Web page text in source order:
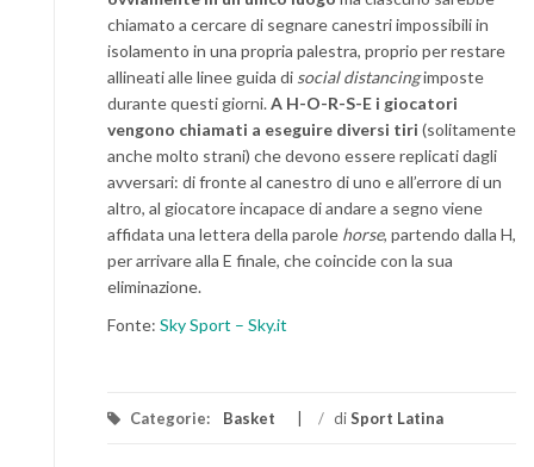
chiamato a cercare di segnare canestri impossibili in
isolamento in una propria palestra, proprio per restare
allineati alle linee guida di social distancingimposte
durante questi giorni.A H-O-R-S-E i giocatori
vengono chiamati a eseguire diversi tiri (solitamente
anche molto strani) che devono essere replicati dagli
avversari: di fronte al canestro di uno e all’errore di un
altro, al giocatore incapace di andare a segno viene
affidata una lettera della parole horse, partendo dalla H,
per arrivare alla E finale, che coincide con la sua
eliminazione.
Fonte: Sky Sport – Sky.it
Categorie: Basket / diSport Latina